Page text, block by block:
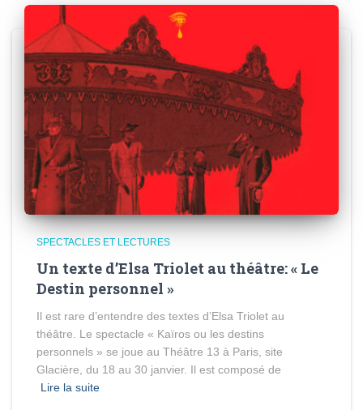
SPECTACLES ET LECTURES
Un texte d’Elsa Triolet au théâtre: « Le
Destin personnel »
Il est rare d’entendre des textes d’Elsa Triolet au
théâtre. Le spectacle « Kaïros ou les destins
personnels » se joue au Théâtre 13 à Paris, site
Glacière, du 18 au 30 janvier. Il est composé de
Lire la suite